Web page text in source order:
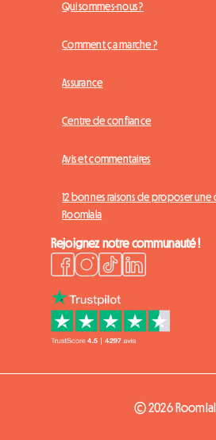
Qui sommes-nous ?
Comment ça marche ?
Assurance
Centre de confiance
Avis et commentaires
12 bonnes raisons de proposer une
Roomlala
Rejoignez notre communauté !
© 2026